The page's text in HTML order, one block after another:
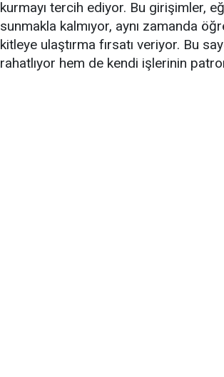
kurmayı tercih ediyor. Bu girişimler,
sunmakla kalmıyor, aynı zamanda
kitleye ulaştırma fırsatı veriyor. Bu
rahatlıyor hem de kendi işlerinin